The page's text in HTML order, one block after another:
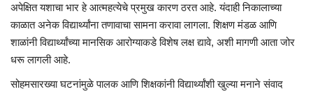
अपेक्षित यशाचा भार हे आत्महत्येचे प्रमुख कारण ठरत आहे. यंदाही निकालाच्या
काळात अनेक विद्यार्थ्यांना तणावाचा सामना करावा लागला. शिक्षण मंडळ आणि
शाळांनी विद्यार्थ्यांच्या मानसिक आरोग्याकडे विशेष लक्ष द्यावे, अशी मागणी आता जोर
धरू लागली आहे.
सोहमसारख्या घटनांमुळे पालक आणि शिक्षकांनी विद्यार्थ्यांशी खुल्या मनाने संवाद